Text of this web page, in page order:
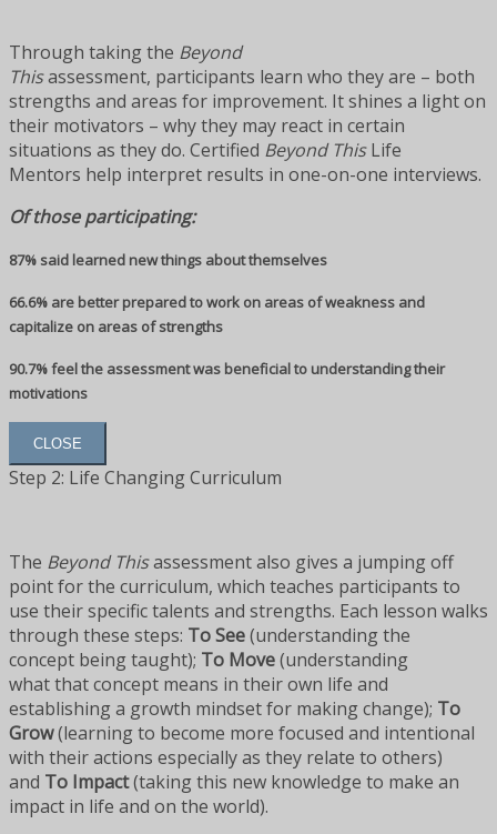
Through taking the Beyond
Thisassessment, participants learn who they are – both
strengths and areas for improvement. It shines a light on
their motivators – why they may react in certain
situations as they do. Certified Beyond ThisLife
Mentors help interpret results in one-on-one interviews.
Of those participating:
87% said learned new things about themselves
66.6% are better prepared to work on areas of weakness and
capitalize on areas of strengths
90.7% feel the assessment was beneficial to understanding their
motivations
CLOSE
Step 2: Life Changing Curriculum
The Beyond Thisassessment also gives a jumping off
point for the curriculum, which teaches participants to
use their specific talents and strengths. Each lesson walks
through these steps: To See(understanding the
concept being taught); To Move(understanding
what that concept means in their own life and
establishing a growth mindset for making change); To
Grow(learning to become more focused and intentional
with their actions especially as they relate to others)
and To Impact(taking this new knowledge to make an
impact in life and on the world).